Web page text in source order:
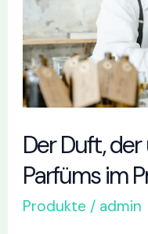
Der Duft,
Parfüms im
Produkte / admin
Parfüms
im
Produkttest